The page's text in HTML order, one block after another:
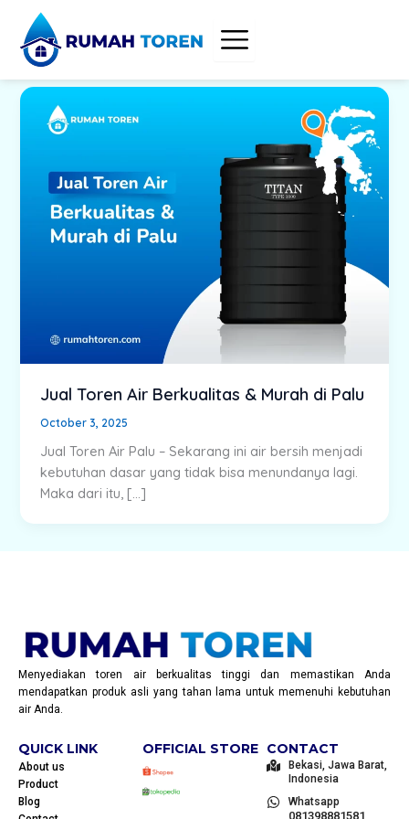
content
Jual Toren Air Berkualitas & Murah di Palu
October 3, 2025
Jual Toren Air Palu – Sekarang ini air bersih menjadi
kebutuhan dasar yang tidak bisa menundanya lagi.
Maka dari itu, […]
Menyediakan toren air berkualitas tinggi dan memastikan Anda
mendapatkan produk asli yang tahan lama untuk memenuhi kebutuhan
air Anda.
QUICK LINK
About us
Product
Blog
OFFICIAL STORE CONTACT
Bekasi, Jawa Barat,
Indonesia
Whatsapp
081398881581